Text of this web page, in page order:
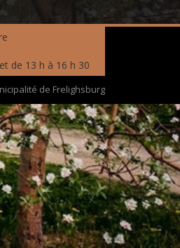
de 13 h à 16 h 30
de Frelighsburg